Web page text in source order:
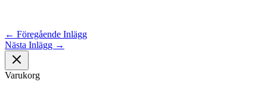
← Föregående Inlägg
Nästa Inlägg →
Varukorg